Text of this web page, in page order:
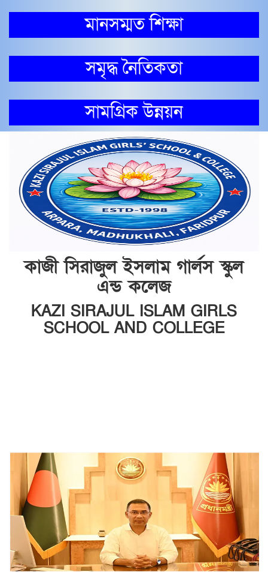
মানসম্মত শিক্ষা
সমৃদ্ধ নৈতিকতা
সামগ্রিক উন্নয়ন
কাজী সিরাজুল ইসলাম গার্লস স্কুল
এন্ড কলেজ
KAZI SIRAJUL ISLAM GIRLS
SCHOOL AND COLLEGE